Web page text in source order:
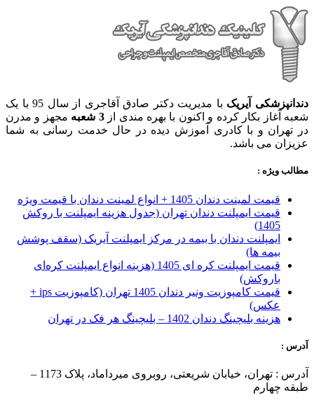
دندانپزشکی آیریک
با مدیریت دکتر صادق آقاجری از سال 95 با یک
شعبه آغاز بکار کرده و اکنون با بهره مندی از3 شعبه
مجهز و مدرن
در تهران و با کادری آموزش دیده در حال خدمت رسانی به شما
عزیزان می باشد.
مطالب ویژه :
قیمت لمینت دندان 1405 + انواع لمینت دندان با قیمت ویژه
قیمت ایمپلنت دندان تهران (جدول هزینه ایمپلنت با روکش
1405)
ایمپلنت دندان با بیمه در مرکز ایمپلنت آیریک (سقف پوشش
بیمه ها)
قیمت ایمپلنت کره ای‌ 1405 (هزینه انواع ایمپلنت کره‌ای
با‌روکش)
قیمت کامپوزیت ونیر دندان 1405 تهران (کامپوزیت ips +
عکس)
هزینه بلیچینگ دندان 1402 – بلیچینگ هر فک در تهران
آدرس :
آدرس : تهران، خیابان شریعتی، روبروی میرداماد، پلاک 1173 –
طبقه چهارم